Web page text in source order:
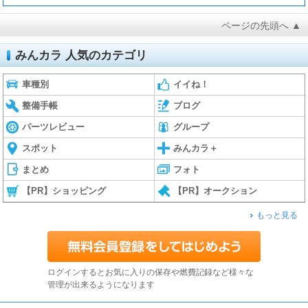
ページの先頭へ ▲
みんカラ 人気のカテゴリ
車種別 イイね！
整備手帳 ブログ
パーツレビュー グループ
スポット みんカラ＋
まとめ フォト
【PR】ショッピング 【PR】オークション
もっと見る
ログインするとお気に入りの保存や燃費記録など様々な
管理が出来るようになります